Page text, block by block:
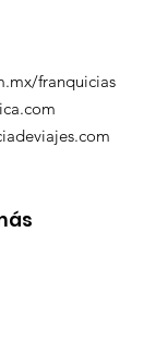
franquicias